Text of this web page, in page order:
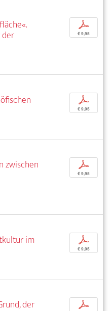
p
€ 9,95
p
€ 9,95
zwischen
p
€ 9,95
im
p
€ 9,95
der
p